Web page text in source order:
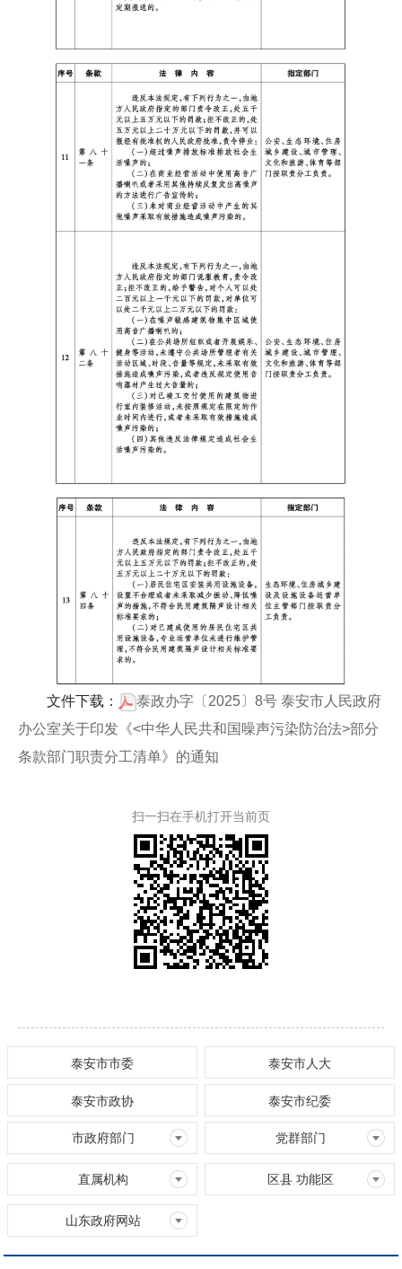
文件下载：
泰政办字〔2025〕8号 泰安市人民政府
办公室关于印发《<中华人民共和国噪声污染防治法>部分
条款部门职责分工清单》的通知
扫一扫在手机打开当前页
泰安市市委 泰安市人大
泰安市政协 泰安市纪委
市政府部门 党群部门
直属机构 区县 功能区
山东政府网站